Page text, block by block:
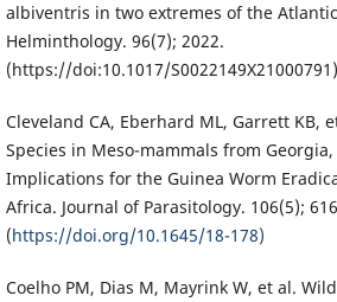
albiventris in two extremes of the
Helminthology. 96(7); 2022.
(https://doi:10.1017/S0022149X21000791)
Cleveland CA, Eberhard ML, Garrett KB,
Species in Meso-mammals from
Implications for the Guinea Worm
Africa. Journal of Parasitology. 106(5);
(https://doi.org/10.1645/18-178)
Coelho PM, Dias M, Mayrink W, et al.